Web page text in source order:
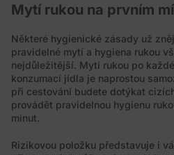
Mytí rukou na prvním
Některé hygienické zásady už
pravidelné mytí a hygiena rukou
nejdůležitější. Mytí rukou po
konzumací jídla je naprostou
při cestování budete dotýkat
provádět pravidelnou hygienu
minut.
Rizikovou položku představuje i